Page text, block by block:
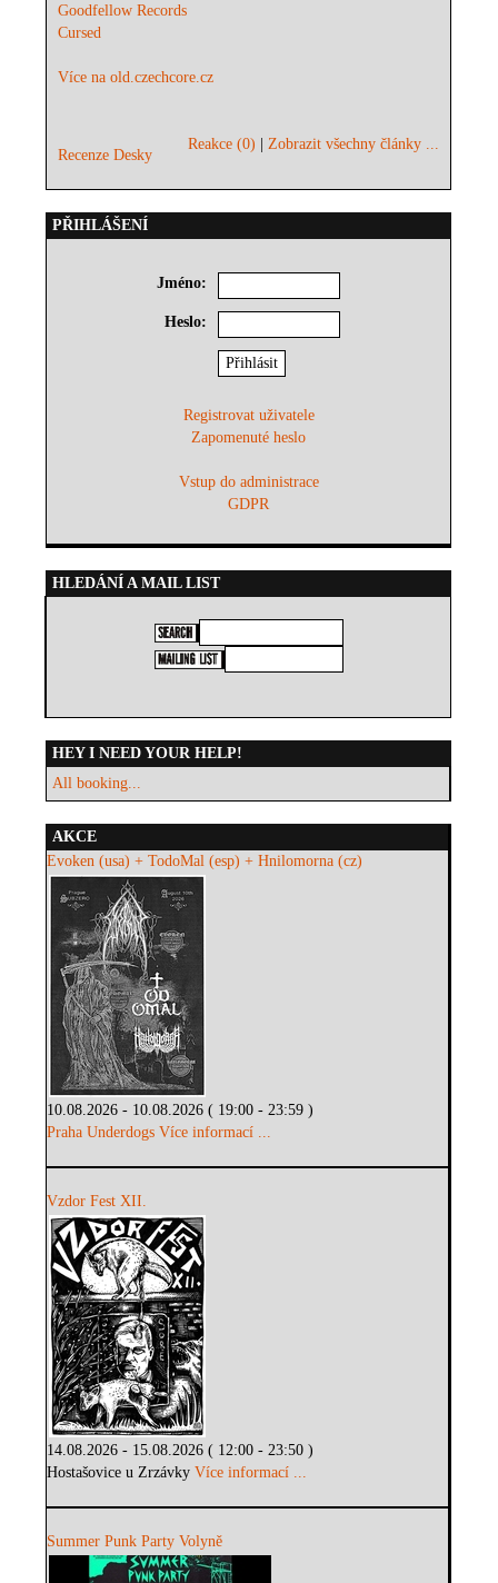
Goodfellow Records
Cursed
Více na old.czechcore.cz
Recenze Desky
Reakce (0) |Zobrazit všechny články ...
PŘIHLÁŠENÍ
Jméno:
Heslo:
Registrovat uživatele
Zapomenuté heslo
Vstup do administrace
GDPR
HLEDÁNÍ A MAIL LIST
HEY I NEED YOUR HELP!
All booking...
AKCE
Evoken (usa) + TodoMal (esp) + Hnilomorna (cz)
10.08.2026 - 10.08.2026 ( 19:00 - 23:59 )
Praha Underdogs Více informací ...
Vzdor Fest XII.
14.08.2026 - 15.08.2026 ( 12:00 - 23:50 )
Hostašovice u ZrzávkyVíce informací ...
Summer Punk Party Volyně